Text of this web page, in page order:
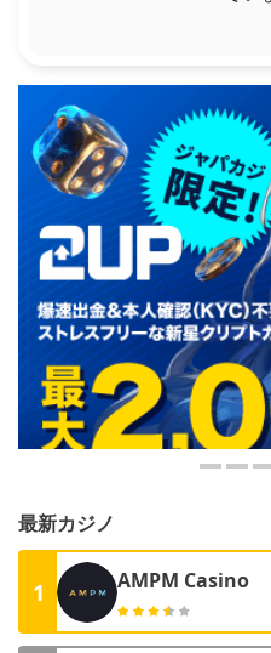
最新カジノ
1 AMPM Casino